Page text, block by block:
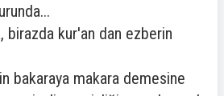
birazda kur'an dan ezberin
bakaraya makara demesine